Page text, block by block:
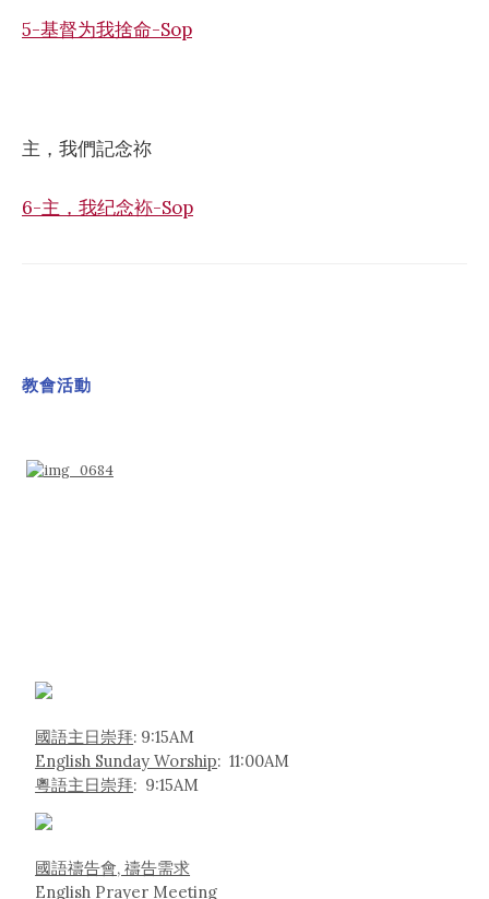
5-基督为我捨命-Sop
主，我們記念祢
6-主，我纪念袮-Sop
教會活動
國語主日崇拜: 9:15AM
English Sunday Worship: 11:00AM
粵語主日崇拜: 9:15AM
國語禱告會, 禱告需求
English Prayer Meeting